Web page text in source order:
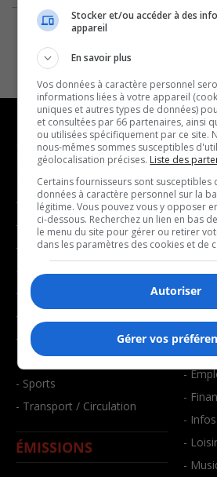
NOUVELLES
- Affaires municipales
- Communauté / Social
- Culture
- Économie
- Éducation
- Environnement
- Faits divers
- Santé et bien-être
- Sports
- Transport / Circulation
ÉMISSIONS
-
-
-
-
-
-
-
-
Stocker et/ou accéder à des
appareil
En savoir plus
Vos données à caractère personnel
informations liées à votre appareil
uniques et autres types de données)
et consultées par 66 partenaires, ainsi
ou utilisées spécifiquement par ce site.
nous-mêmes sommes susceptibles
géolocalisation précises. Liste des
Certains fournisseurs sont susceptibles
données à caractère personnel sur la
légitime. Vous pouvez vous y opposer
ci-dessous. Recherchez un lien en bas
le menu du site pour gérer ou retirer
dans les paramètres des cookies et de
Autoriser
Gérer vos